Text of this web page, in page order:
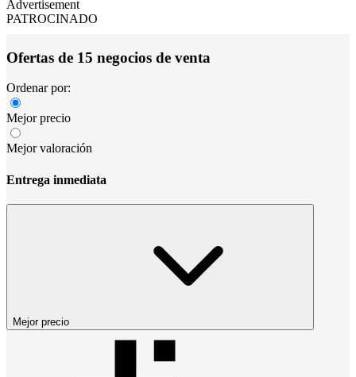
Advertisement
PATROCINADO
Ofertas de 15 negocios de venta
Ordenar por:
Mejor precio
Mejor valoración
Entrega inmediata
Mejor precio